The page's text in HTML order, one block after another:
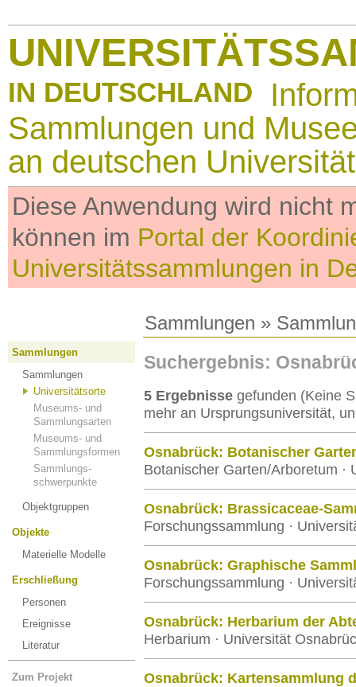
IN DEUTSCHLAND
Sammlungen und
an deutschen
Diese Anwendung wird nicht
können im Portal der
Universitätssammlungen in
Sammlungen »
Sammlungen
Sammlungen
Universitätsorte
Museums- und
Sammlungsarten
Museums- und
Sammlungsformen
Sammlungs-
schwerpunkte
Objektgruppen
Objekte
Materielle Modelle
Erschließung
Personen
Ereignisse
Literatur
Zum Projekt
Suchergebnis:
5 Ergebnisse gefunden (Keine
mehr an Ursprungsuniversität,
Osnabrück: Botanischer
Botanischer Garten/Arboretum ·
Osnabrück: Brassicaceae-
Forschungssammlung ·
Osnabrück: Graphische
Forschungssammlung ·
Osnabrück: Herbarium der
Herbarium · Universität
Osnabrück: Kartensammlung